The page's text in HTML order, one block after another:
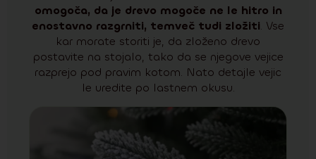
omogoča, da je drevo mogoče ne le hitro in
enostavno razgrniti, temveč tudi zložiti. Vse
kar morate storiti je, da zloženo drevo
postavite na stojalo, tako da se njegove vejice
razprejo pod pravim kotom. Nato detajle vejic
le uredite po lastnem okusu.